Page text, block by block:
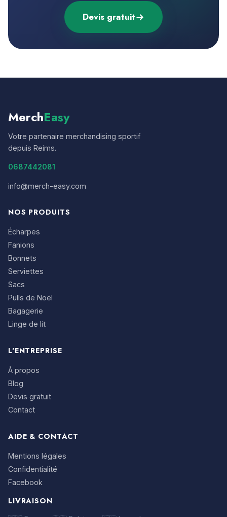
Devis gratuit
MerchEasy
Votre partenaire merchandising sportif
depuis Reims.
0687442081
info@merch-easy.com
NOS PRODUITS
Écharpes
Fanions
Bonnets
Serviettes
Sacs
Pulls de Noël
Bagagerie
Linge de lit
L'ENTREPRISE
À propos
Blog
Devis gratuit
Contact
AIDE & CONTACT
Mentions légales
Confidentialité
Facebook
LIVRAISON